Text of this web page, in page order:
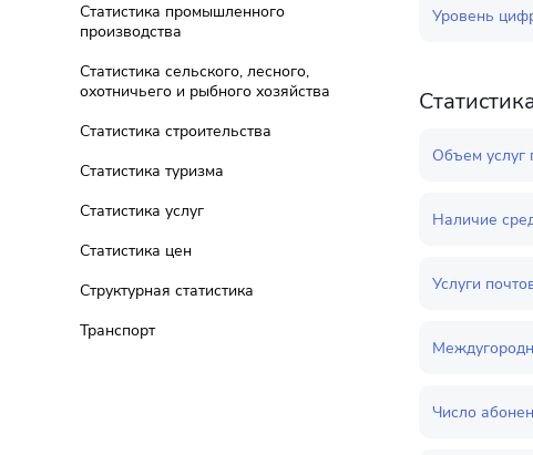
Статистика промышленного
производства
Статистика сельского, лесного,
охотничьего и рыбного хозяйства
Статистика строительства
Статистика туризма
Статистика услуг
Статистика цен
Структурная статистика
Транспорт
Уровень
Объем услуг
Наличие
Услуги
Число